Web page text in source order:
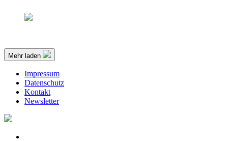
Mehr laden
Impressum
Datenschutz
Kontakt
Newsletter